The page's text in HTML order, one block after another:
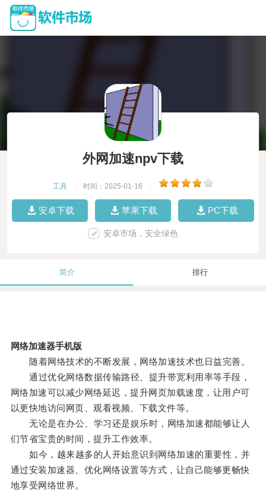
外网加速npv下载
工具 时间：2025-01-16
安卓下载 苹果下载 PC下载
安卓市场，安全绿色
简介 排行
网络加速器手机版
随着网络技术的不断发展，网络加速技术也日益完善。
通过优化网络数据传输路径、提升带宽利用率等手段，
网络加速可以减少网络延迟，提升网页加载速度，让用户可
以更快地访问网页、观看视频、下载文件等。
无论是在办公、学习还是娱乐时，网络加速都能够让人
们节省宝贵的时间，提升工作效率。
如今，越来越多的人开始意识到网络加速的重要性，并
通过安装加速器、优化网络设置等方式，让自己能够更畅快
地享受网络世界。